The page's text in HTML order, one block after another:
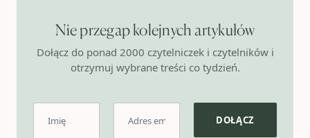
Nie przegap kolejnych artykułów
Dołącz do ponad 2000 czytelniczek i czytelników i
otrzymuj wybrane treści co tydzień.